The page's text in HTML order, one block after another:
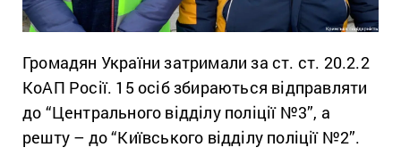
Громадян України затримали за ст. ст. 20.2.2
КоАП Росії. 15 осіб збираються відправляти
до “Центрального відділу поліції №3”, а
решту – до “Київського відділу поліції №2”.